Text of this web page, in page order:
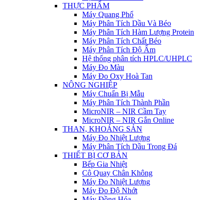
THỰC PHẨM
Máy Quang Phổ
Máy Phân Tích Dầu Và Béo
Máy Phân Tích Hàm Lượng Protein
Máy Phân Tích Chất Béo
Máy Phân Tích Độ Ẩm
Hệ thống phân tích HPLC/UHPLC
Máy Đo Màu
Máy Đo Oxy Hoà Tan
NÔNG NGHIỆP
Máy Chuẩn Bị Mẫu
Máy Phân Tích Thành Phần
MicroNIR – NIR Cầm Tay
MicroNIR – NIR Gắn Online
THAN, KHOÁNG SẢN
Máy Đo Nhiệt Lượng
Máy Phân Tích Dầu Trong Đá
THIẾT BỊ CƠ BẢN
Bếp Gia Nhiệt
Cô Quay Chân Không
Máy Đo Nhiệt Lượng
Máy Đo Độ Nhớt